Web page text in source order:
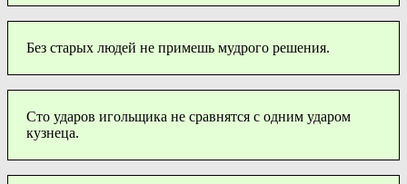
Без старых людей не примешь мудрого решения.
Сто ударов игольщика не сравнятся с одним ударом
кузнеца.